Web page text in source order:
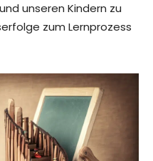
unseren Kindern zu
zum Lernprozess